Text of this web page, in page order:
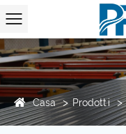
Casa Prodotti